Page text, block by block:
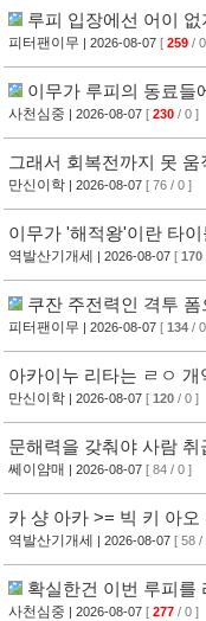
루피 입장에선 어이 없
피터팬이무 | 2026-08-07 [ 259 /
이무가 루피의 동료들
사천심중 | 2026-08-07 [ 230 / 0 ]
그래서 회복전까지 못
만신이학 | 2026-08-07 [ 76 / 0 ]
이무가 '해적왕'이란 타
역발산기개세
| 2026-08-07 [ 170
쿠잔 주전력인 격투
피터팬이무 | 2026-08-07 [ 134 /
아카이누 리타는 ㄹㅇ 개
만신이학 | 2026-08-07 [ 120 / 0 ]
문해력을 갖춰야 사람 취
쎄이얌매 | 2026-08-07 [ 84 / 0 ]
카 샹 아카 >= 빅 키 아오
역발산기개세
| 2026-08-07 [ 58 /
확실한건 이번 루피를
사천심중 | 2026-08-07 [ 277 / 0 ]